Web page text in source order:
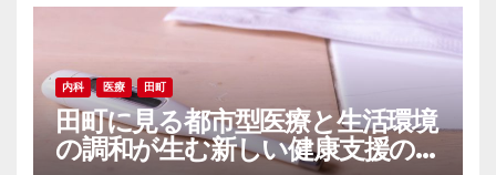
内科 医療 田町
田町に見る都市型医療と生活環境
の調和が生む新しい健康支援の